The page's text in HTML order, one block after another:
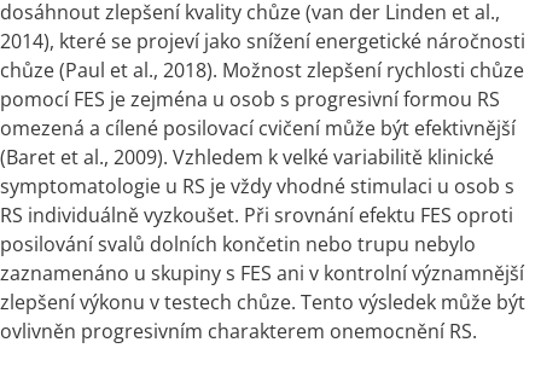
dosáhnout zlepšení kvality chůze (van der Linden et al.,
2014), které se projeví jako snížení energetické náročnosti
chůze (Paul et al., 2018). Možnost zlepšení rychlosti chůze
pomocí FES je zejména u osob s progresivní formou RS
omezená a cílené posilovací cvičení může být efektivnější
(Baret et al., 2009). Vzhledem k velké variabilitě klinické
symptomatologie u RS je vždy vhodné stimulaci u osob s
RS individuálně vyzkoušet. Při srovnání efektu FES oproti
posilování svalů dolních končetin nebo trupu nebylo
zaznamenáno u skupiny s FES ani v kontrolní významnější
zlepšení výkonu v testech chůze. Tento výsledek může být
ovlivněn progresivním charakterem onemocnění RS.